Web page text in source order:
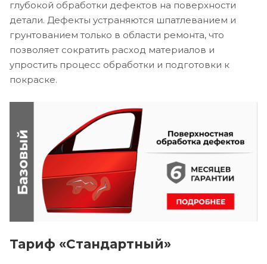
глубокой обработки дефектов на поверхности
детали. Дефекты устраняются шпатлеванием и
грунтованием только в области ремонта, что
позволяет сократить расход материалов и
упростить процесс обработки и подготовки к
покраске.
Тариф «Стандартный»